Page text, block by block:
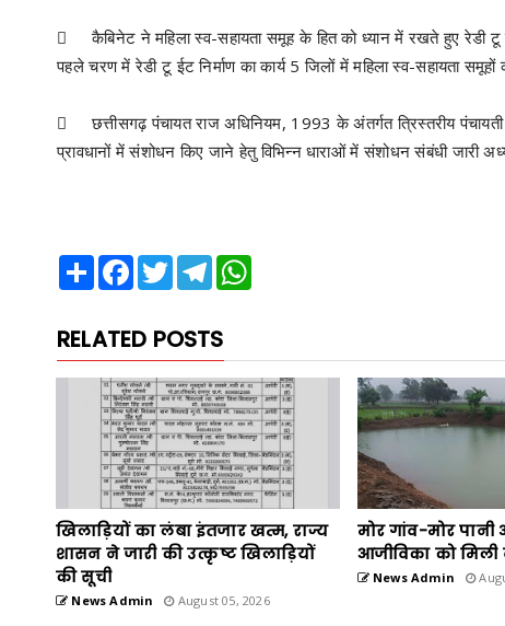

कैबिनेट ने महिला स्व-सहायता समूह के हित को ध्यान में रखते हुए रेडी टू
पहले चरण में रेडी टू ईट निर्माण का कार्य 5 जिलों में महिला स्व-सहायता समूहों

छत्तीसगढ़ पंचायत राज अधिनियम, 1993 के अंतर्गत त्रिस्तरीय
प्रावधानों में संशोधन किए जाने हेतु विभिन्न धाराओं में संशोधन संबंधी जारी
Share Facebook
TwitterTelegram
RELATED POSTS
खिलाड़ियों का लंबा इंतजार खत्म, राज्य
शासन ने जारी की उत्कृष्ट खिलाड़ियों
की सूची
News Admin August 05, 2026
मोर गांव-मोर पानी
आजीविका को मिली
News Admin